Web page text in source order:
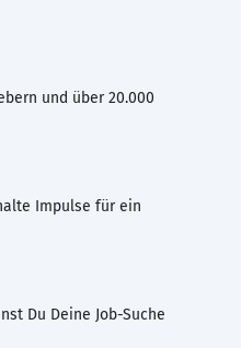
und über 20.000
Impulse für ein
Du Deine Job-Suche